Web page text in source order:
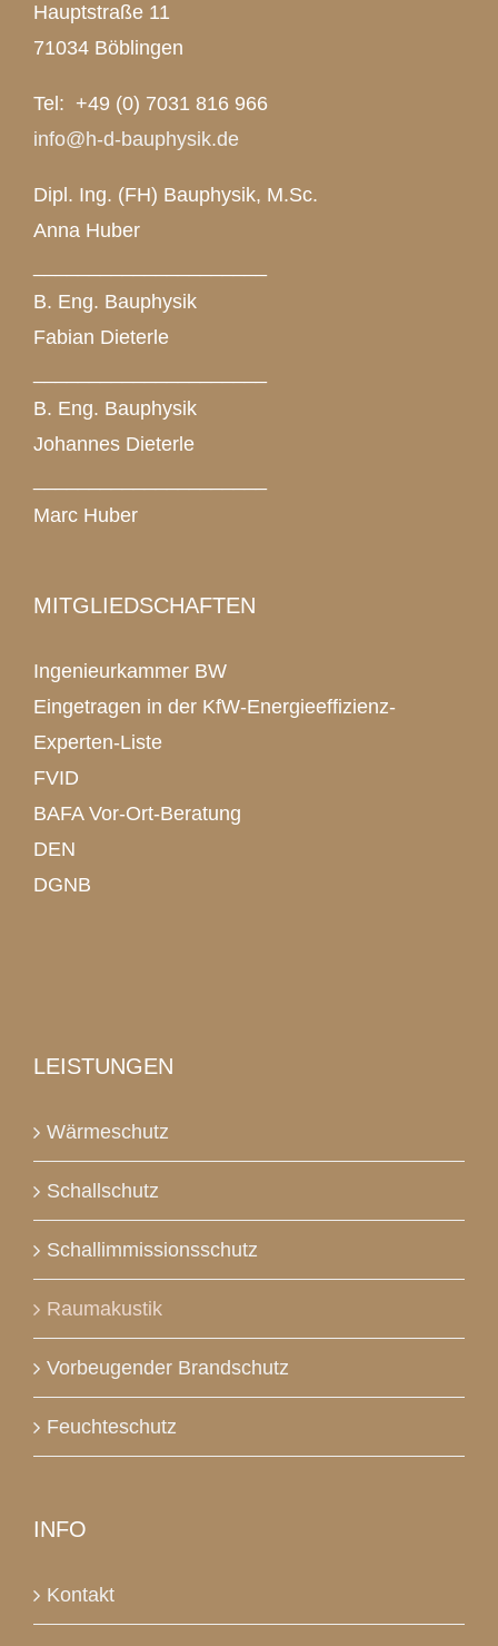
Hauptstraße 11
71034 Böblingen
Tel: +49 (0) 7031 816 966
info@h-d-bauphysik.de
Dipl. Ing. (FH) Bauphysik, M.Sc.
Anna Huber
B. Eng. Bauphysik
Fabian Dieterle
B. Eng. Bauphysik
Johannes Dieterle
Marc Huber
MITGLIEDSCHAFTEN
Ingenieurkammer BW
Eingetragen in der KfW-Energieeffizienz-
Experten-Liste
FVID
BAFA Vor-Ort-Beratung
DEN
DGNB
LEISTUNGEN
Wärmeschutz
Schallschutz
Schallimmissionsschutz
Raumakustik
Vorbeugender Brandschutz
Feuchteschutz
INFO
Kontakt